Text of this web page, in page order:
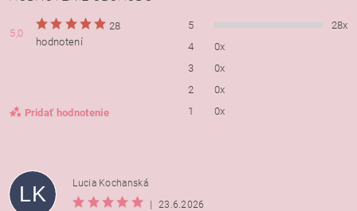
5,0
28
hodnotení
Pridať hodnotenie
5
28x
4
0x
3
0x
2
0x
1
0x
LK
Lucia Kochanská
|
23.6.2026